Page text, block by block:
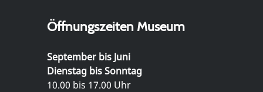
Öffnungszeiten Museum
September bis Juni
Dienstag bis Sonntag
10.00 bis 17.00 Uhr